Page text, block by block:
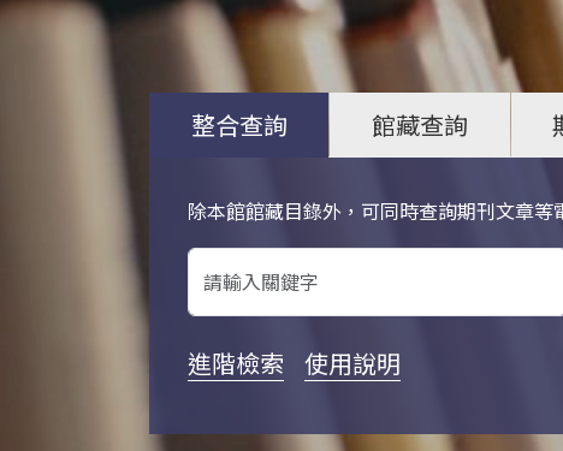
整合查詢 館藏查詢
除本館館藏目錄外，可同時查詢期刊文章等
關鍵字搜尋
進階檢索 使用說明